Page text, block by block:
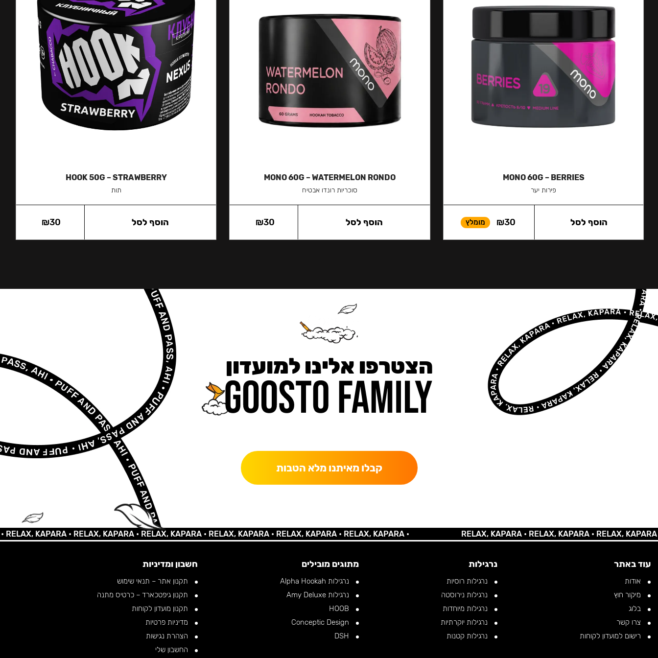
MONO 60G – BERRIES
פירות יער
₪30 מומלץ הוסף לסל
MONO 60G – WATERMELON RONDO
סוכריות רונדו אבטיח
₪30 הוסף לסל
HOOK 50G – STRAWBERRY
תות
₪30 הוסף לסל
הצטרפו אלינו למועדון
קבלו מאיתנו מלא הטבות
KAPARA •RELAX, KAPARA •RELAX, KAPARA •RELAX, KAPARA •RELAX, KAPARA •RELAX, KAPARA • RELAX, KAPARA •RELAX, KAPARA •RELAX, KAPARA •
עוד באתר
אודות
מיקור חוץ
בלוג
צרו קשר
רישום למועדון לקוחות
נרגילות
נרגילות רוסיות
נרגילות נירוסטה
נרגילות מיוחדות
נרגילות יוקרתיות
נרגילות קטנות
מתוגים מובילים
נרגילות Alpha Hookah
נרגילות Amy Deluxe
חשבון ומדיניות
תקנון אתר – תנאי שימוש
תקנון גיפטכארד – כרטיס מתנה
תקנון מועדון לקוחות
מדיניות פרטיות
הצהרת נגישות
החשבון שלי